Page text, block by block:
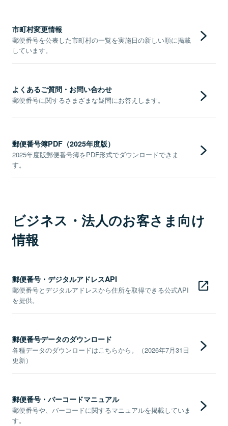
市町村変更情報
郵便番号を公表した市町村の一覧を実施日の新しい順に掲載
しています。
よくあるご質問・お問い合わせ
郵便番号に関するさまざまな疑問にお答えします。
郵便番号簿PDF（2025年度版）
2025年度版郵便番号簿をPDF形式でダウンロードできま
す。
ビジネス・法人のお客さま向け
情報
郵便番号・デジタルアドレスAPI
郵便番号とデジタルアドレスから住所を取得できる公式API
を提供。
郵便番号データのダウンロード
各種データのダウンロードはこちらから。（2026年7月31日
更新）
郵便番号・バーコードマニュアル
郵便番号や、バーコードに関するマニュアルを掲載していま
す。